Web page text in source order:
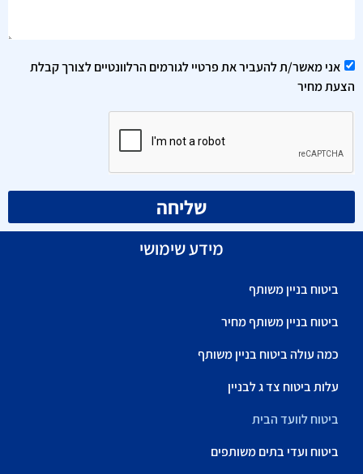
אני מאשר/ת להעביר את פרטיי לגורמים הרלוונטיים לצורך קבלת
הצעת מחיר
שליחה
מידע שימושי
ביטוח בניין משותף
ביטוח בניין משותף מחיר
כמה עולה ביטוח בניין משותף
עלות ביטוח צד ג לבניין
ביטוח לוועד הבית
ביטוח ועדי בתים משותפים